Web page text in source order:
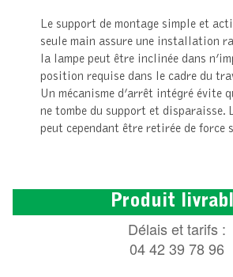
Le support de montage simple et
seule main assure une installation
la lampe peut être inclinée dans
position requise dans le cadre du
Un mécanisme d’arrêt intégré évite
ne tombe du support et disparaisse.
peut cependant être retirée de force
Produit
Délais et tarifs :
04 42 39 78 96